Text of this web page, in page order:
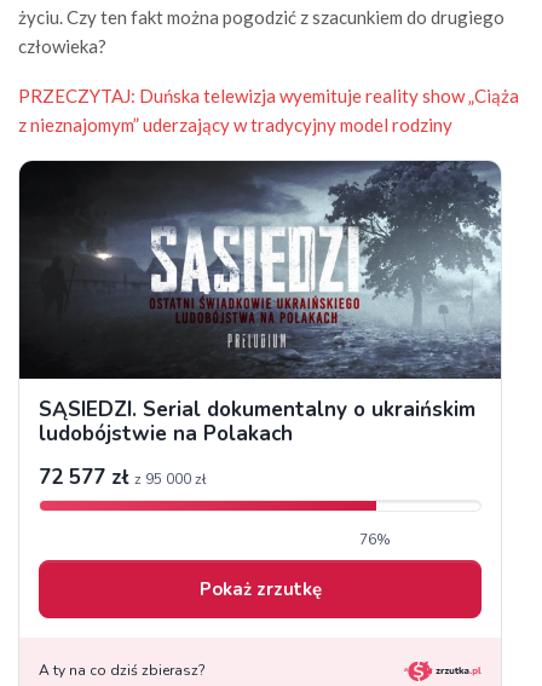
życiu. Czy ten fakt można pogodzić z szacunkiem do drugiego
człowieka?
PRZECZYTAJ: Duńska telewizja wyemituje reality show „Ciąża
z nieznajomym” uderzający w tradycyjny model rodziny